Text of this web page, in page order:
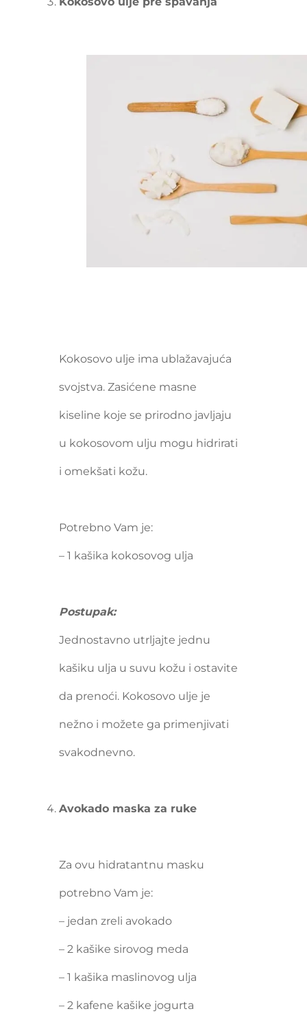
Kokosovo ulje ima ublažavajuća
svojstva. Zasićene masne
kiseline koje se prirodno javljaju
u kokosovom ulju mogu hidrirati
i omekšati kožu.
Potrebno Vam je:
– 1 kašika kokosovog ulja
Postupak:
Jednostavno utrljajte jednu
kašiku ulja u suvu kožu i ostavite
da prenoći. Kokosovo ulje je
nežno i možete ga primenjivati
svakodnevno.
Avokado maska za ruke
Za ovu hidratantnu masku
potrebno Vam je:
– jedan zreli avokado
– 2 kašike sirovog meda
– 1 kašika maslinovog ulja
– 2 kafene kašike jogurta